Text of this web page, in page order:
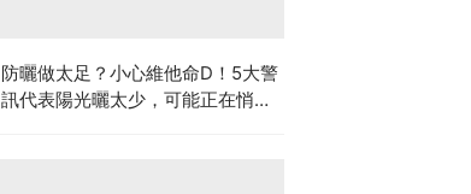
防曬做太足？小心維他命D！5大警
訊代表陽光曬太少，可能正在悄悄